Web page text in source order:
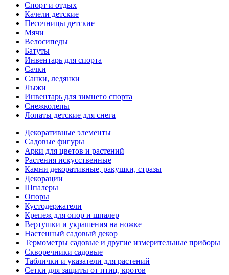
Спорт и отдых
Качели детские
Песочницы детские
Мячи
Велосипеды
Батуты
Инвентарь для спорта
Сачки
Санки, ледянки
Лыжи
Инвентарь для зимнего спорта
Снежколепы
Лопаты детские для снега
Декоративные элементы
Садовые фигуры
Арки для цветов и растений
Растения искусственные
Камни декоративные, ракушки, стразы
Декорации
Шпалеры
Опоры
Кустодержатели
Крепеж для опор и шпалер
Вертушки и украшения на ножке
Настенный садовый декор
Термометры садовые и другие измерительные приборы
Скворечники садовые
Таблички и указатели для растений
Сетки для защиты от птиц, кротов